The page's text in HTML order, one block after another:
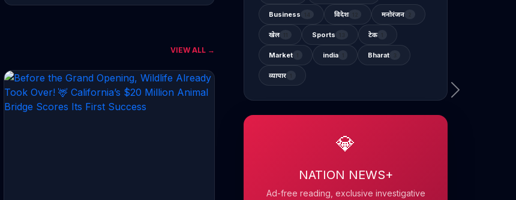
CONTINUE READING →
VIEW ALL →
Business विदेश मनोरंजन
खेल Sports टेक
Market india Bharat
व्यापार
💎
NATION NEWS+
Ad-free reading, exclusive investigative